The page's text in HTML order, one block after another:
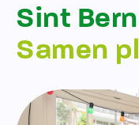
Sint
Samen